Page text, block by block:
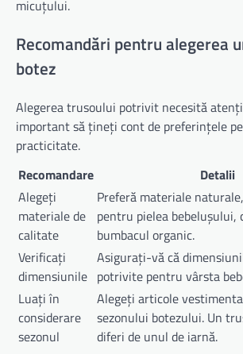
micuțului.
Recomandări pentru alegerea
botez
Alegerea trusoului potrivit necesită
important să țineți cont de preferințele
practicitate.
Recomandare
Detalii
Alegeți
materiale de
calitate
Preferă materiale
pentru pielea bebelușului,
bumbacul organic.
Verificați
dimensiunile
Asigurați-vă că
potrivite pentru vârsta
Luați în
considerare
sezonul
Alegeți articole
sezonului botezului. Un
diferi de unul de iarnă.